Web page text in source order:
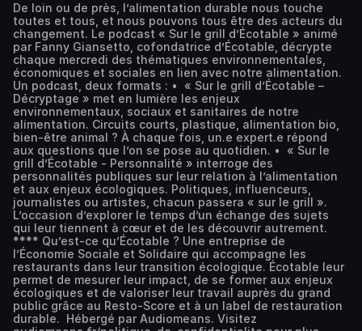
De loin ou de près, l’alimentation durable nous touche
toutes et tous, et nous pouvons tous être des acteurs du
changement. Le podcast « Sur le grill d’Écotable » animé
par Fanny Giansetto, cofondatrice d’Écotable, décrypte
chaque mercredi des thématiques environnementales,
économiques et sociales en lien avec notre alimentation.
Un podcast, deux formats : • « Sur le grill d’Écotable –
Décryptage » met en lumière les enjeux
environnementaux, sociaux et sanitaires de notre
alimentation. Circuits courts, plastique, alimentation bio,
bien-être animal ? À chaque fois, un.e expert.e répond
aux questions que l’on se pose au quotidien. • « Sur le
grill d’Écotable - Personnalité » interroge des
personnalités publiques sur leur relation à l’alimentation
et aux enjeux écologiques. Politiques, influenceurs,
journalistes ou artistes, chacun passera « sur le grill ».
L’occasion d’explorer le temps d’un échange des sujets
qui leur tiennent à cœur et de les découvrir autrement.
**** Qu’est-ce qu’Écotable ? Une entreprise de
l’Économie Sociale et Solidaire qui accompagne les
restaurants dans leur transition écologique. Écotable leur
permet de mesurer leur impact, de se former aux enjeux
écologiques et de valoriser leur travail auprès du grand
public grâce au Resto-Score et à un label de restauration
durable. Hébergé par Audiomeans. Visitez